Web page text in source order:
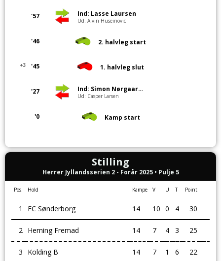
'57 Ind: Lasse Laursen
Ud: Alvin Huseinovic
'46 2. halvleg start
'45
+3 1. halvleg slut
'27 Ind: Simon Nørgaard Nielsen
Ud: Casper Larsen
'0 Kamp start
Stilling
Herrer Jyllandsserien 2 - Forår 2025 • Pulje 5
Pos. Hold Kampe V U T Point
1 FC Sønderborg 14 10 0 4 30
2 Herning Fremad 14 7 4 3 25
3 Kolding B 14 7 1 6 22